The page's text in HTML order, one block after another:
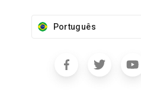
Português